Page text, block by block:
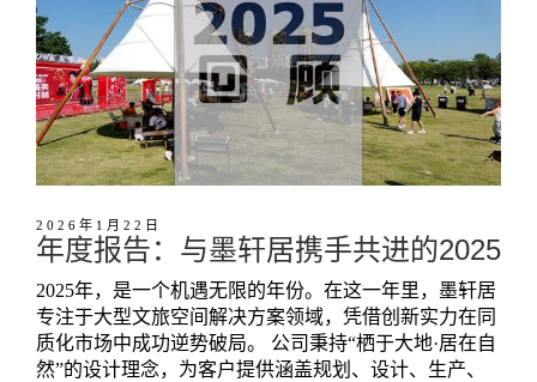
2026年1月22日
年度报告：与墨轩居携手共进的2025
2025年，是一个机遇无限的年份。在这一年里，墨轩居
专注于大型文旅空间解决方案领域，凭借创新实力在同
质化市场中成功逆势破局。 公司秉持“栖于大地·居在自
然”的设计理念，为客户提供涵盖规划、设计、生产、